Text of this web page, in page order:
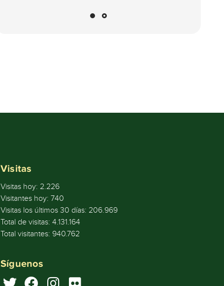
el reconocimiento de
Visitas
Visitas hoy: 2.226
Visitantes hoy:740
Visitas los últimos 30 días: 206.969
Total de visitas:4.131.164
Total visitantes: 940.762
Síguenos